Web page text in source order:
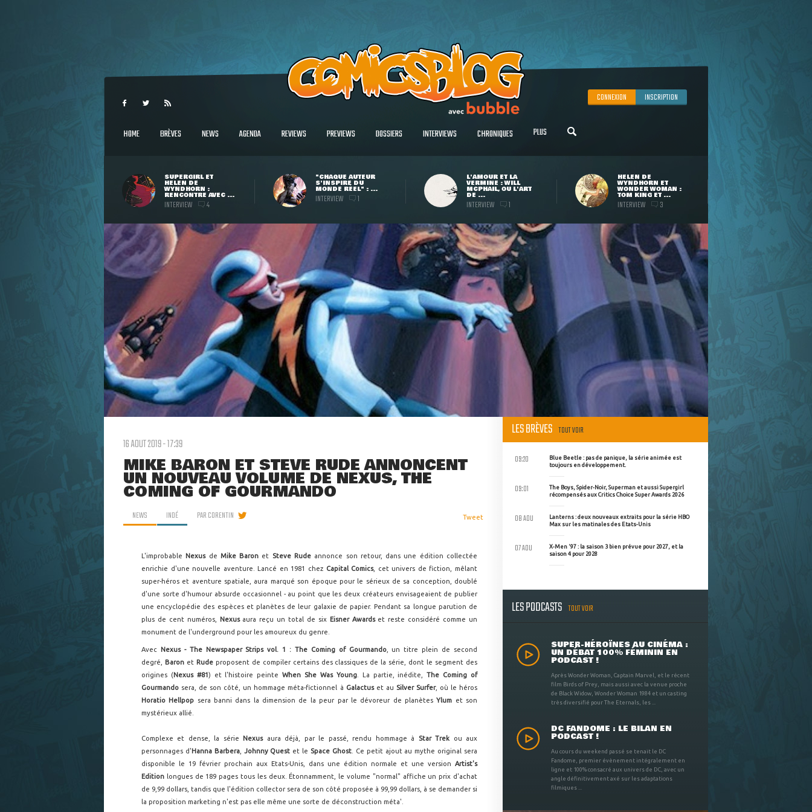
CONNEXION INSCRIPTION
HOME BRÈVES NEWS AGENDA REVIEWS PREVIEWS DOSSIERS INTERVIEWS CHRONIQUES PLUS
SUPERGIRL ET
HELEN DE
WYNDHORN :
RENCONTRE AVEC ...
INTERVIEW 4
"CHAQUE AUTEUR
S'INSPIRE DU
MONDE RÉEL" : ...
INTERVIEW 1
L'AMOUR ET LA
VERMINE : WILL
MCPHAIL, OU L'ART
DE ...
INTERVIEW 1
HELEN DE
WYNDHORN ET
WONDER WOMAN :
TOM KING ET ...
INTERVIEW 3
16 AOUT 2019 - 17:39
MIKE BARON ET STEVE RUDE ANNONCENT
UN NOUVEAU VOLUME DE NEXUS, THE
COMING OF GOURMANDO
NEWS INDÉ PARCORENTIN Tweet
L'improbable Nexusde Mike Baron et Steve Rude annonce son retour, dans une édition collectée
enrichie d'une nouvelle aventure. Lancé en 1981 chez Capital Comics, cet univers de fiction, mêlant
super-héros et aventure spatiale, aura marqué son époque pour le sérieux de sa conception, doublé
d'une sorte d'humour absurde occasionnel - au point que les deux créateurs envisageaient de publier
une encyclopédie des espèces et planètes de leur galaxie de papier. Pendant sa longue parution de
plus de cent numéros,
Nexusaura reçu un total de six Eisner Awardset reste considéré comme un
monument de l'underground pour les amoureux du genre.
Avec Nexus - The Newspaper Strips vol. 1 : The Coming of Gourmando, un titre plein de second
degré, Baronet Rudeproposent de compiler certains des classiques de la série, dont le segment des
origines (Nexus #81) et l'histoire peinteWhen She Was Young. La partie, inédite,The Coming of
Gourmando sera, de son côté, un hommage méta-fictionnel à Galactuset au Silver Surfer, où le héros
Horatio Hellpop sera banni dans la dimension de la peur par le dévoreur de planètesYlum et son
mystérieux allié.
Complexe et dense, la série Nexusaura déjà, par le passé, rendu hommage à Star Trek ou aux
personnages d'Hanna Barbera, Johnny Quest et le Space Ghost. Ce petit ajout au mythe original sera
disponible le 19 février prochain aux Etats-Unis, dans une édition normale et une version Artist's
Edition longues de 189 pages tous les deux. Étonnamment, le volume "normal" affiche un prix d'achat
de 9,99 dollars, tandis que l'édition collector sera de son côté proposée à 99,99 dollars, à se demander si
la proposition marketing n'est pas elle même une sorte de déconstruction méta'.
LES BRÈVES TOUT VOIR
Blue Beetle : pas de panique, la série animée est
toujours en développement.
09:20
The Boys, Spider-Noir, Superman et aussi Supergirl
récompensés aux Critics Choice Super Awards 2026
09:01
Lanterns : deux nouveaux extraits pour la série HBO
Max sur les matinales des Etats-Unis
08 AOU
X-Men '97 : la saison 3 bien prévue pour 2027, et la
saison 4 pour 2028
07 AOU
LES PODCASTS TOUT VOIR
SUPER-HÉROÏNES AU CINÉMA :
UN DÉBAT 100% FÉMININ EN
PODCAST !
Après Wonder Woman, Captain Marvel, et le récent
film Birds of Prey, mais aussi avec la venue proche
de Black Widow, Wonder Woman 1984 et un casting
très diversifié pour The Eternals, les ...
DC FANDOME : LE BILAN EN
PODCAST !
Au cours du weekend passé se tenait le DC
Fandome, premier évènement intégralement en
ligne et 100% consacré aux univers de DC, avec un
angle définitivement axé sur les adaptations
filmiques ...